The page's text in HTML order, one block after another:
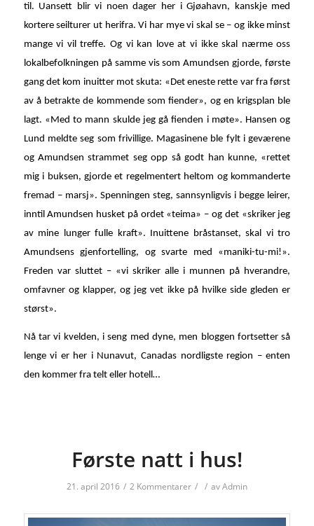
til. Uansett blir vi noen dager her i Gjøahavn, kanskje med
kortere seilturer ut herifra. Vi har mye vi skal se – og ikke minst
mange vi vil treffe. Og vi kan love at vi ikke skal nærme oss
lokalbefolkningen på samme vis som Amundsen gjorde, første
gang det kom inuitter mot skuta: «Det eneste rette var fra først
av å betrakte de kommende som fiender», og en krigsplan ble
lagt. «Med to mann skulde jeg gå fienden i møte». Hansen og
Lund meldte seg som frivillige. Magasinene ble fylt i geværene
og Amundsen strammet seg opp så godt han kunne, «rettet
mig i buksen, gjorde et regelmentert heltom og kommanderte
fremad – marsj». Spenningen steg, sannsynligvis i begge leirer,
inntil Amundsen husket på ordet «teima» – og det «skriker jeg
av mine lunger fulle kraft». Inuittene bråstanset, skal vi tro
Amundsens gjenfortelling, og svarte med «maniki-tu-mi!».
Freden var sluttet – «vi skriker alle i munnen på hverandre,
omfavner og klapper, og jeg vet ikke på hvilke side gleden er
størst».
Nå tar vi kvelden, i seng med dyne, men bloggen fortsetter så
lenge vi er her i Nunavut, Canadas nordligste region – enten
den kommer fra telt eller hotell…
Første natt i hus!
21. april 2016 / 2 Kommentarer / / avAdmin